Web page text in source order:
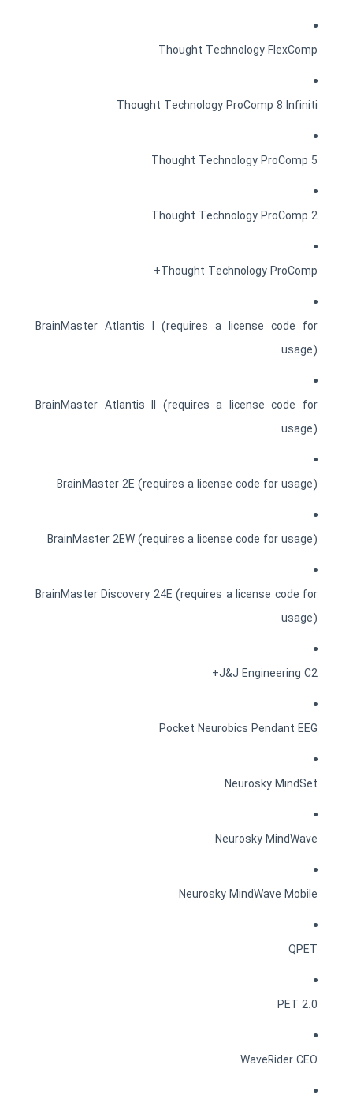
Thought Technology FlexComp
Thought Technology ProComp 8 Infiniti
Thought Technology ProComp 5
Thought Technology ProComp 2
Thought Technology ProComp+
BrainMaster Atlantis I (requires a license code for
usage)
BrainMaster Atlantis II (requires a license code for
usage)
BrainMaster 2E (requires a license code for usage)
BrainMaster 2EW (requires a license code for usage)
BrainMaster Discovery 24E (requires a license code for
usage)
J&J Engineering C2+
Pocket Neurobics Pendant EEG
Neurosky MindSet
Neurosky MindWave
Neurosky MindWave Mobile
QPET
PET 2.0
WaveRider CEO